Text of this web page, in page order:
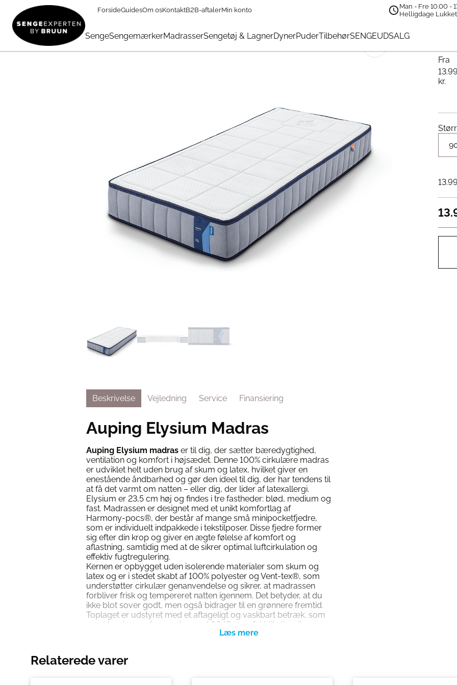
ForsideGuidesOm osKontaktB2B-aftalerMin konto
Man - Fre 10.00 -
Helligdage Lukket
SengeSengemærkerMadrasserSengetøj & LagnerDynerPuderTilbehørSENGEUDSALG
Madrasser 140 x 200 cm → Auping Elysium Madras
🔍
Fra
kr.
Beskrivelse Vejledning Service Finansiering
Auping Elysium Madras
Auping Elysium madraser til dig, der sætter bæredygtighed,
ventilation og komfort i højsædet. Denne 100% cirkulære madras
er udviklet helt uden brug af skum og latex, hvilket giver en
enestående åndbarhed og gør den ideel til dig, der har tendens til
at få det varmt om natten – eller dig, der lider af latexallergi.
Elysium er 23,5 cm høj og findes i tre fastheder: blød, medium og
fast. Madrassen er designet med et unikt komfortlag af
Harmony-pocs®, der består af mange små minipocketfjedre,
som er individuelt indpakkede i tekstilposer. Disse fjedre former
sig efter din krop og giver en ægte følelse af komfort og
aflastning, samtidig med at de sikrer optimal luftcirkulation og
effektiv fugtregulering.
Kernen er opbygget uden isolerende materialer som skum og
latex og er i stedet skabt af 100% polyester og Vent-tex®, som
understøtter cirkulær genanvendelse og sikrer, at madrassen
forbliver frisk og tempereret natten igennem. Det betyder, at du
ikke blot sover godt, men også bidrager til en grønnere fremtid.
Toplaget er udstyret med et aftageligt og vaskbart betræk, som
nemt kan lynes af og vaskes ved 60 °C – perfekt til allergikere og
Relaterede varer